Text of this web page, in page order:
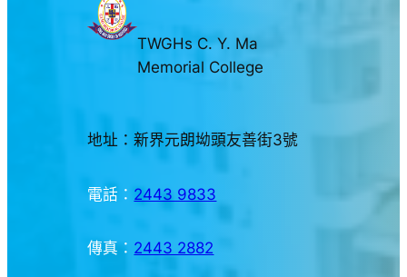
TWGHs C. Y. Ma
Memorial College
地址：新界元朗坳頭友善街3號
電話： 2443 9833
傳真： 2443 2882